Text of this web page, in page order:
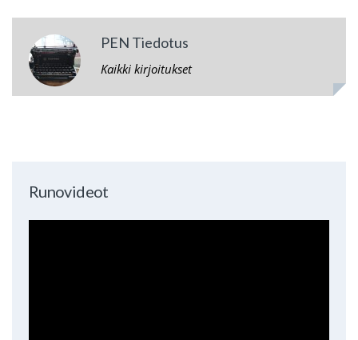
PEN Tiedotus
Kaikki kirjoitukset
Runovideot